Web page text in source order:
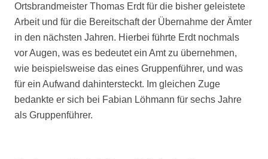
Ortsbrandmeister Thomas Erdt für die bisher geleistete
Arbeit und für die Bereitschaft der Übernahme der Ämter
in den nächsten Jahren. Hierbei führte Erdt nochmals
vor Augen, was es bedeutet ein Amt zu übernehmen,
wie beispielsweise das eines Gruppenführer, und was
für ein Aufwand dahintersteckt. Im gleichen Zuge
bedankte er sich bei Fabian Löhmann für sechs Jahre
als Gruppenführer.